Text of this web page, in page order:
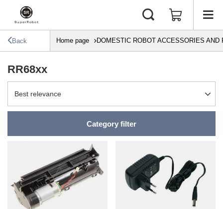
Back Home page DOMESTIC ROBOT ACCESSORIES AND
RR68xx
Change sorting
Best relevance
Category filter